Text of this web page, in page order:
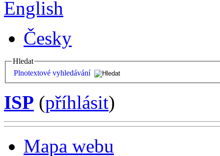
English
Česky
Hledat
Plnotextové vyhledávání
ISP (příhlásit)
Mapa webu